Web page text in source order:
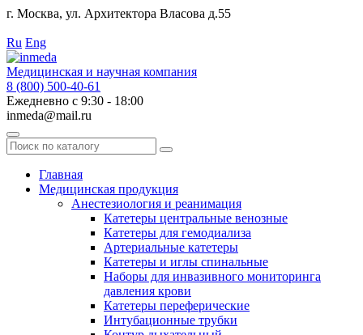
г. Москва, ул. Архитектора Власова д.55
Ru Eng
Медицинская и научная компания
8 (800) 500-40-61
Ежедневно с 9:30 - 18:00
inmeda@mail.ru
Поиск
по
каталогуГлавная
Медицинская продукция
Анестезиология и реанимация
Катетеры центральные венозные
Катетеры для гемодиализа
Артериальные катетеры
Катетеры и иглы спинальные
Наборы для инвазивного мониторинга
давления крови
Катетеры переферические
Интубационные трубки